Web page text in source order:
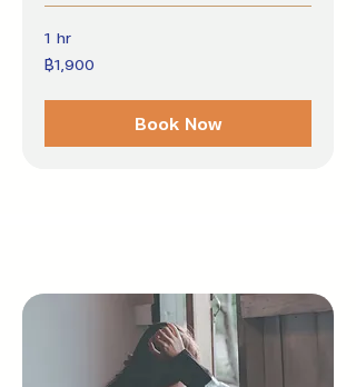
1 hr
1,900
บาท
฿1,900
Book Now